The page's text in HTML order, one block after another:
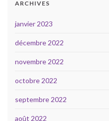
ARCHIVES
janvier 2023
décembre 2022
novembre 2022
octobre 2022
septembre 2022
août 2022